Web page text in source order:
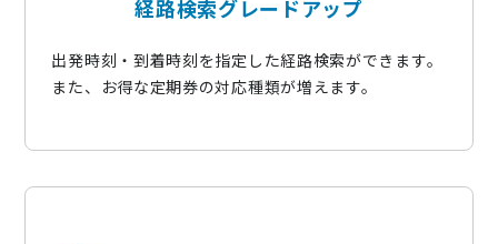
経路検索グレードアップ
出発時刻・到着時刻を指定した経路検索ができます。
また、お得な定期券の対応種類が増えます。